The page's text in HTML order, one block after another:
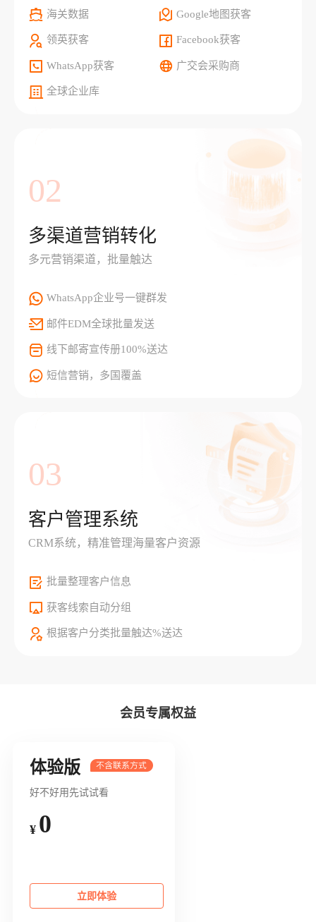
海关数据 Google地图获客
领英获客 Facebook获客
WhatsApp获客 广交会采购商
全球企业库
02
多渠道营销转化
多元营销渠道，批量触达
WhatsApp企业号一键群发
邮件EDM全球批量发送
线下邮寄宣传册100%送达
短信营销，多国覆盖
03
客户管理系统
CRM系统，精准管理海量客户资源
批量整理客户信息
获客线索自动分组
根据客户分类批量触达%送达
会员专属权益
体验版
好不好用先试试看
¥ 0
立即体验